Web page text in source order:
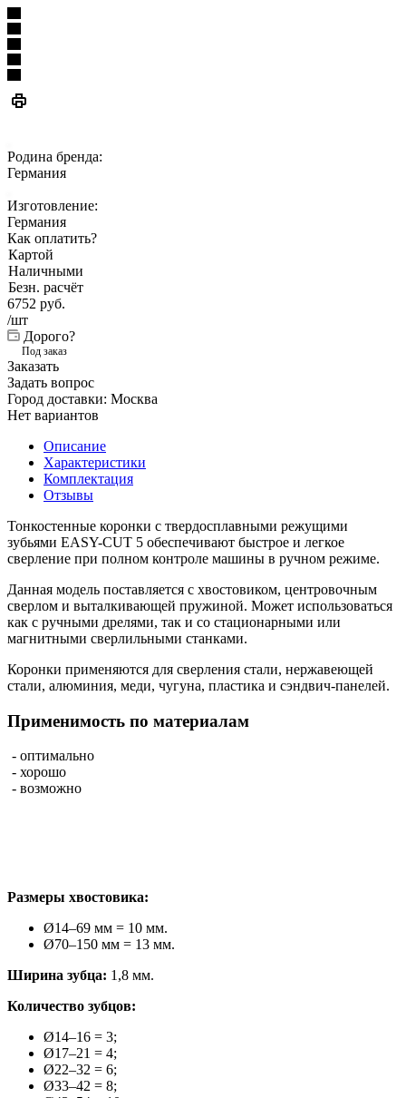
Родина бренда:
Германия
Изготовление:
Германия
Как оплатить?
Картой
Наличными
Безн. расчёт
6752 руб.
/шт
Дорого?
Под заказ
Заказать
Задать вопрос
Город доставки: Москва
Нет вариантов
Описание
Характеристики
Комплектация
Отзывы
Тонкостенные коронки с твердосплавными режущими
зубьями EASY-CUT 5 обеспечивают быстрое и легкое
сверление при полном контроле машины в ручном режиме.
Данная модель поставляется с хвостовиком, центровочным
сверлом и выталкивающей пружиной. Может использоваться
как с ручными дрелями, так и со стационарными или
магнитными сверлильными станками.
Коронки применяются для сверления стали, нержавеющей
стали, алюминия, меди, чугуна, пластика и сэндвич-панелей.
Применимость по материалам
- оптимально
- хорошо
- возможно
Размеры хвостовика:
Ø14–69 мм = 10 мм.
Ø70–150 мм = 13 мм.
Ширина зубца: 1,8 мм.
Количество зубцов:
Ø14–16 = 3;
Ø17–21 = 4;
Ø22–32 = 6;
Ø33–42 = 8;